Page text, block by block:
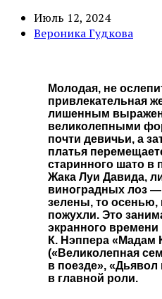
Июль 12, 2024
Вероника Гудкова
Молодая, не
привлекательная
лишенным
великолепными
почти девичьи, а
платья
старинного шато в
Жака Луи Давида,
виноградных лоз —
зелены, то осенью,
пожухли. Это
экранного
К. Нэппера «Мадам
(«Великолепная
в поезде», «Дьявол
в главной роли.